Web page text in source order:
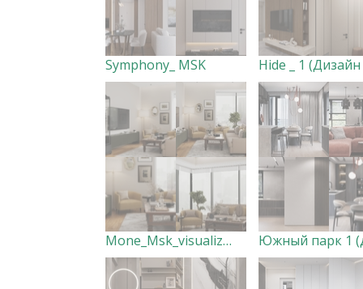
Symphony_ MSK
Mone_Msk_visualization